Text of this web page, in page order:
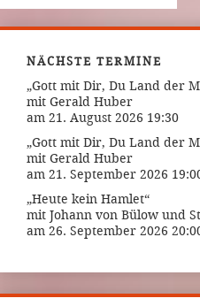
NÄCHSTE TERMINE
„Gott mit Dir, Du Land der
mit Gerald Huber
am 21. August 2026 19:30
„Gott mit Dir, Du Land der
mit Gerald Huber
am 21. September 2026
„Heute kein Hamlet“
mit Johann von Bülow und
am 26. September 2026